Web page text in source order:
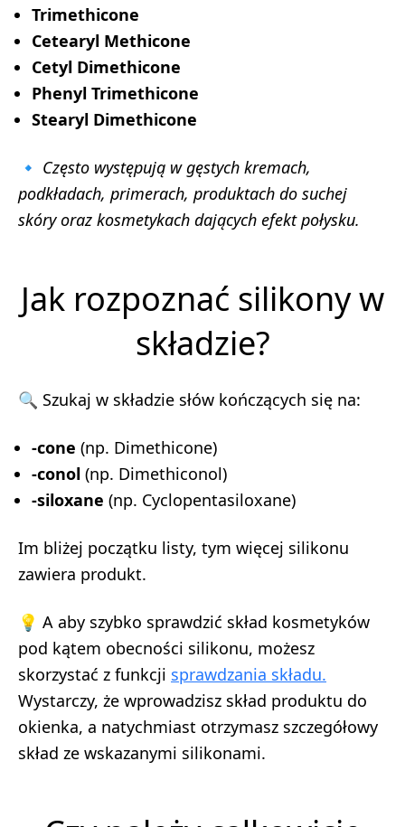
Trimethicone
Cetearyl Methicone
Cetyl Dimethicone
Phenyl Trimethicone
Stearyl Dimethicone
🔹 Często występują w gęstych kremach,
podkładach, primerach, produktach do suchej
skóry oraz kosmetykach dających efekt połysku.
Jak rozpoznać silikony w
składzie?
🔍 Szukaj w składzie słów kończących się na:
-cone (np. Dimethicone)
-conol (np. Dimethiconol)
-siloxane (np. Cyclopentasiloxane)
Im bliżej początku listy, tym więcej silikonu
zawiera produkt.
💡 A aby szybko sprawdzić skład kosmetyków
pod kątem obecności silikonu, możesz
skorzystać z funkcji sprawdzania składu.
Wystarczy, że wprowadzisz skład produktu do
okienka, a natychmiast otrzymasz szczegółowy
skład ze wskazanymi silikonami.